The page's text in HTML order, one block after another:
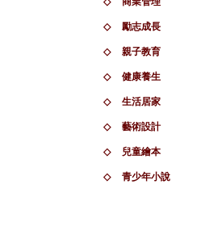
◇ 勵志成長
◇ 親子教育
◇ 健康養生
◇ 生活居家
◇ 藝術設計
◇ 兒童繪本
◇ 青少年小說